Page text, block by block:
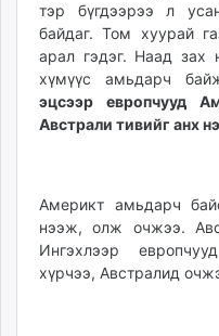
mminfo.mn
ugluu.mn
urlag.mn
unen.mn
asu.mn
unuudur.mn
isee.mn
mglradio.com
fact.mn
тэр бүгдээрээ л
байдаг. Том хуурай
арал гэдэг. Наад зах
хүмүүс амьдарч
эцсээр европчууд
Австрали тивийг анх
Америкт амьдарч
нээж, олж очжээ.
Ингэхлээр
хүрчээ, Австралид